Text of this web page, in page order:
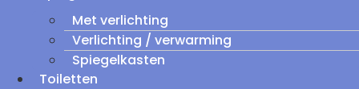
Met verlichting
Verlichting / verwarming
Spiegelkasten
Toiletten